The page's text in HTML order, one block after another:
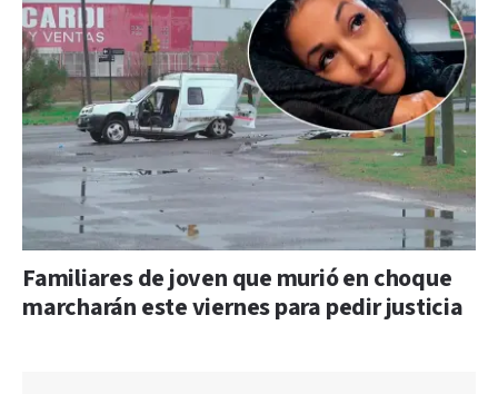
Familiares de joven que murió en choque
marcharán este viernes para pedir justicia